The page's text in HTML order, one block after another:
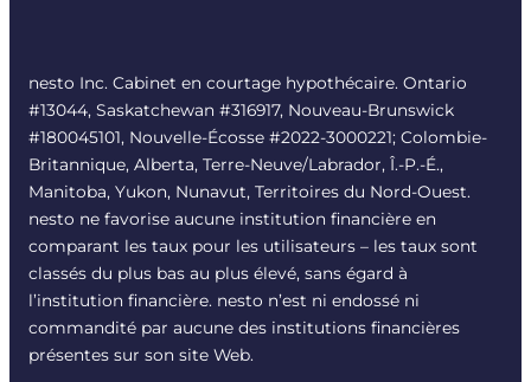
nesto Inc. Cabinet en courtage hypothécaire. Ontario
#13044, Saskatchewan #316917, Nouveau-Brunswick
#180045101, Nouvelle-Écosse #2022-3000221; Colombie-
Britannique, Alberta, Terre-Neuve/Labrador, Î.-P.-É.,
Manitoba, Yukon, Nunavut, Territoires du Nord-Ouest.
nesto ne favorise aucune institution financière en
comparant les taux pour les utilisateurs – les taux sont
classés du plus bas au plus élevé, sans égard à
l’institution financière. nesto n’est ni endossé ni
commandité par aucune des institutions financières
présentes sur son site Web.